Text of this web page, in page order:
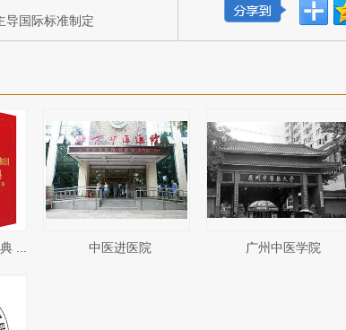
导国际标准制定
... 中医进医院 广州中医学院